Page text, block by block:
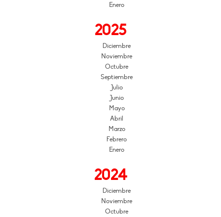
Enero
2025
Diciembre
Noviembre
Octubre
Septiembre
Julio
Junio
Mayo
Abril
Marzo
Febrero
Enero
2024
Diciembre
Noviembre
Octubre